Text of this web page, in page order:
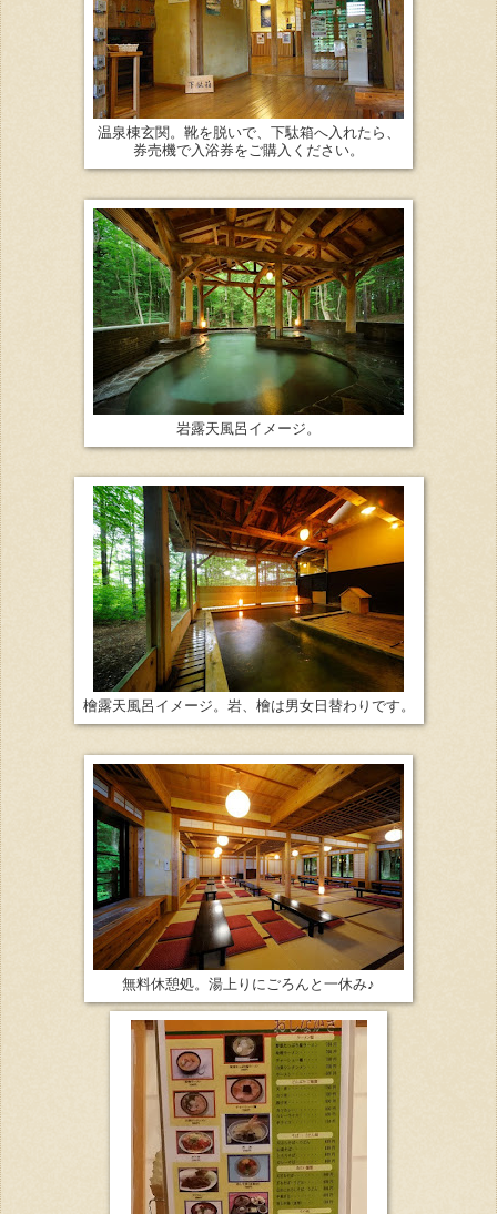
温泉棟玄関。靴を脱いで、下駄箱へ入れたら、
券売機で入浴券をご購入ください。
岩露天風呂イメージ。
檜露天風呂イメージ。岩、檜は男女日替わりです。
無料休憩処。湯上りにごろんと一休み♪